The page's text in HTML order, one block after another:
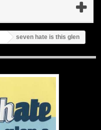
seven hate is this glen